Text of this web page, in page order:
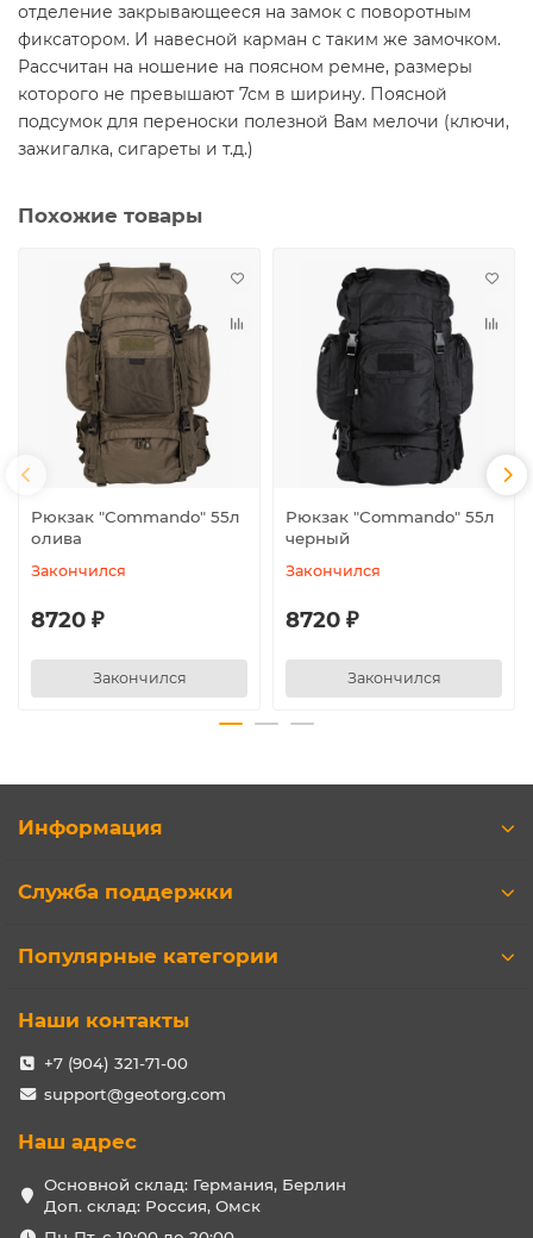
отделение закрывающееся на замок с поворотным
фиксатором. И навесной карман с таким же замочком.
Рассчитан на ношение на поясном ремне, размеры
которого не превышают 7см в ширину. Поясной
подсумок для переноски полезной Вам мелочи (ключи,
зажигалка, сигареты и т.д.)
Похожие товары
Рюкзак "Commando" 55л
олива
Закончился
8720 ₽
Закончился
Рюкзак "Commando" 55л
черный
Закончился
8720 ₽
Закончился
Информация
Служба поддержки
Популярные категории
Наши контакты
+7 (904) 321-71-00
support@geotorg.com
Наш адрес
Основной склад: Германия, Берлин
Доп. склад: Россия, Омск